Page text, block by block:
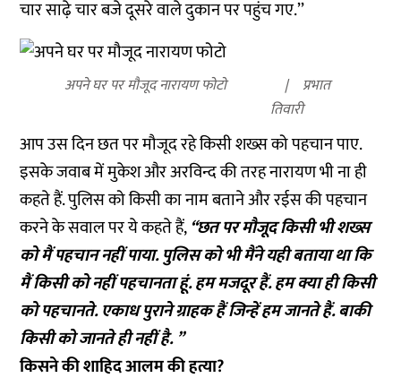
चार साढ़े चार बजे दूसरे वाले दुकान पर पहुंच गए.’’
अपने घर पर मौजूद नारायण फोटो
प्रभात
तिवारी
आप उस दिन छत पर मौजूद रहे किसी शख्स को पहचान पाए.
इसके जवाब में मुकेश और अरविन्द की तरह नारायण भी ना ही
कहते हैं. पुलिस को किसी का नाम बताने और रईस की पहचान
करने के सवाल पर ये कहते हैं,‘‘छत पर मौजूद किसी भी शख्स
को मैं पहचान नहीं पाया. पुलिस को भी मैंने यही बताया था कि
मैं किसी को नहीं पहचानता हूं. हम मजदूर हैं. हम क्या ही किसी
को पहचानते. एकाध पुराने ग्राहक हैं जिन्हें हम जानते हैं. बाकी
किसी को जानते ही नहीं है. ’’
किसने की शाहिद आलम की हत्या?